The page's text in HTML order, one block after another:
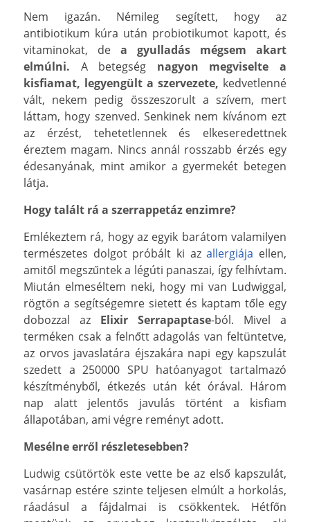
Nem igazán. Némileg segített, hogy az
antibiotikum kúra után probiotikumot kapott, és
vitaminokat, de a gyulladás mégsem akart
elmúlni. A betegség nagyon megviselte a
kisfiamat, legyengült a szervezete, kedvetlenné
vált, nekem pedig összeszorult a szívem, mert
láttam, hogy szenved. Senkinek nem kívánom ezt
az érzést, tehetetlennek és elkeseredettnek
éreztem magam. Nincs annál rosszabb érzés egy
édesanyának, mint amikor a gyermekét betegen
látja.
Hogy talált rá a szerrappetáz enzimre?
Emlékeztem rá, hogy az egyik barátom valamilyen
természetes dolgot próbált ki azallergiája ellen,
amitől megszűntek a légúti panaszai, így felhívtam.
Miután elmeséltem neki, hogy mi van Ludwiggal,
rögtön a segítségemre sietett és kaptam tőle egy
dobozzal az Elixir Serrapaptase-ból. Mivel a
terméken csak a felnőtt adagolás van feltüntetve,
az orvos javaslatára éjszakára napi egy kapszulát
szedett a 250000 SPU hatóanyagot tartalmazó
készítményből, étkezés után két órával. Három
nap alatt jelentős javulás történt a kisfiam
állapotában, ami végre reményt adott.
Mesélne erről részletesebben?
Ludwig csütörtök este vette be az első kapszulát,
vasárnap estére szinte teljesen elmúlt a horkolás,
ráadásul a fájdalmai is csökkentek. Hétfőn